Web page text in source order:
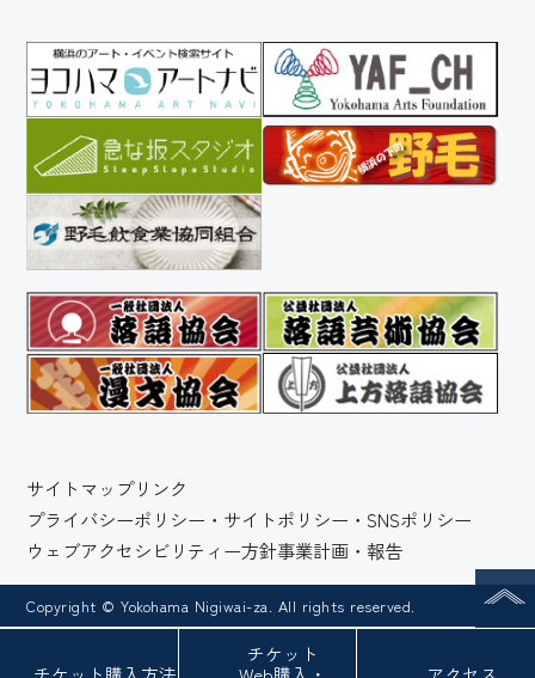
チケット
サイトマップリンク
プライバシーポリシー・サイトポリシー・SNSポリシー
ウェブアクセシビリティー方針事業計画・報告
Copyright © Yokohama Nigiwai-za. All rights reserved.